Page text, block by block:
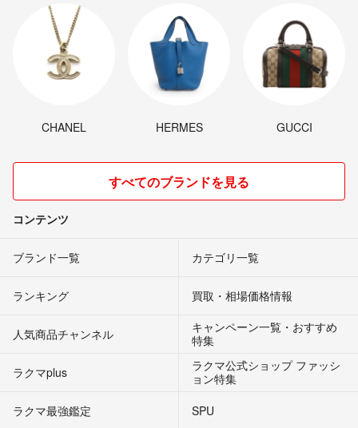
CHANEL HERMES GUCCI
すべてのブランドを見る
コンテンツ
ブランド一覧 カテゴリ一覧
ランキング 買取・相場価格情報
人気商品チャンネル
キャンペーン一覧・おすすめ
特集
ラクマplus
ラクマ公式ショップ ファッシ
ョン特集
ラクマ最強鑑定
SPU